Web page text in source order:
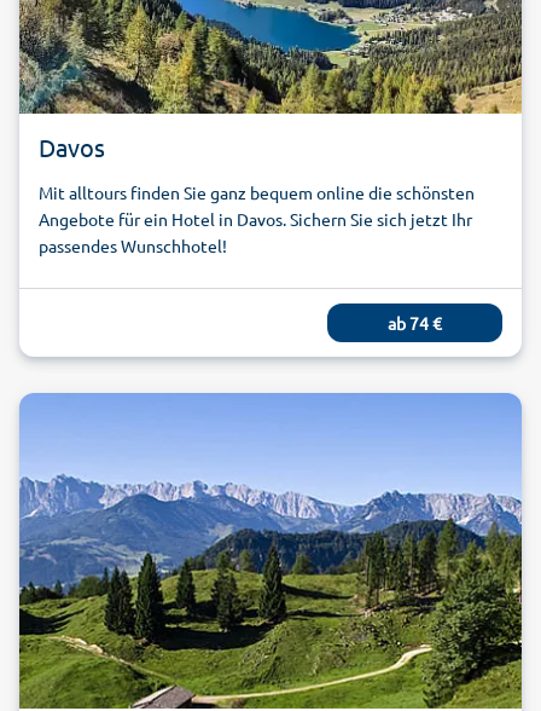
Davos
Mit alltours finden Sie ganz bequem online die schönsten
Angebote für ein Hotel in Davos. Sichern Sie sich jetzt Ihr
passendes Wunschhotel!
ab74€